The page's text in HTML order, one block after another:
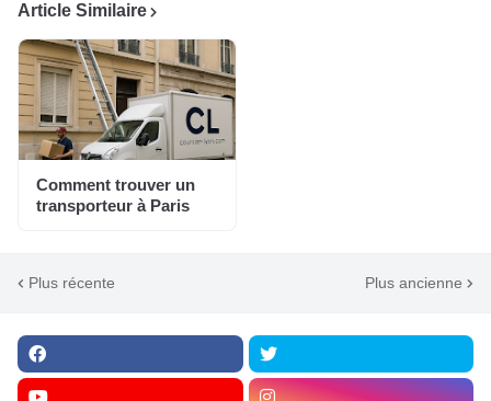
Article Similaire
Comment trouver un
transporteur à Paris
Plus récente Plus ancienne